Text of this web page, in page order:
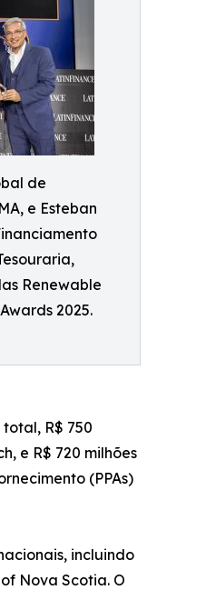
de
e Esteban
Renewable
2025.
R$ 750
e R$ 720 milhões
(PPAs)
incluindo
Nova Scotia. O